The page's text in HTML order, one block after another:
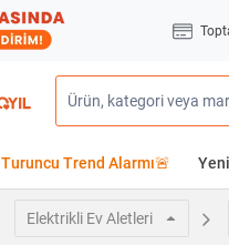
Turuncu Trend Alarmı🚨
Elektrikli Ev Aletleri